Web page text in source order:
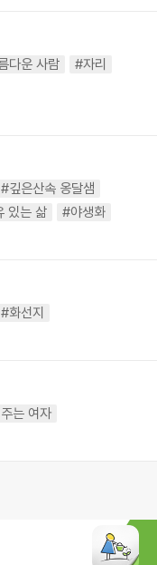
다운 사람
#자리
#깊은산속 옹달샘
있는 삶 #야생화
#화선지
는 여자